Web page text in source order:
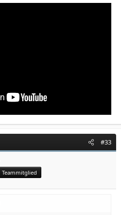
#33
Teammitglied